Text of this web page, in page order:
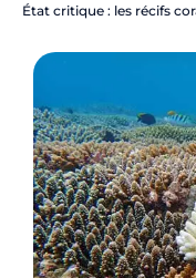
État critique : les récifs